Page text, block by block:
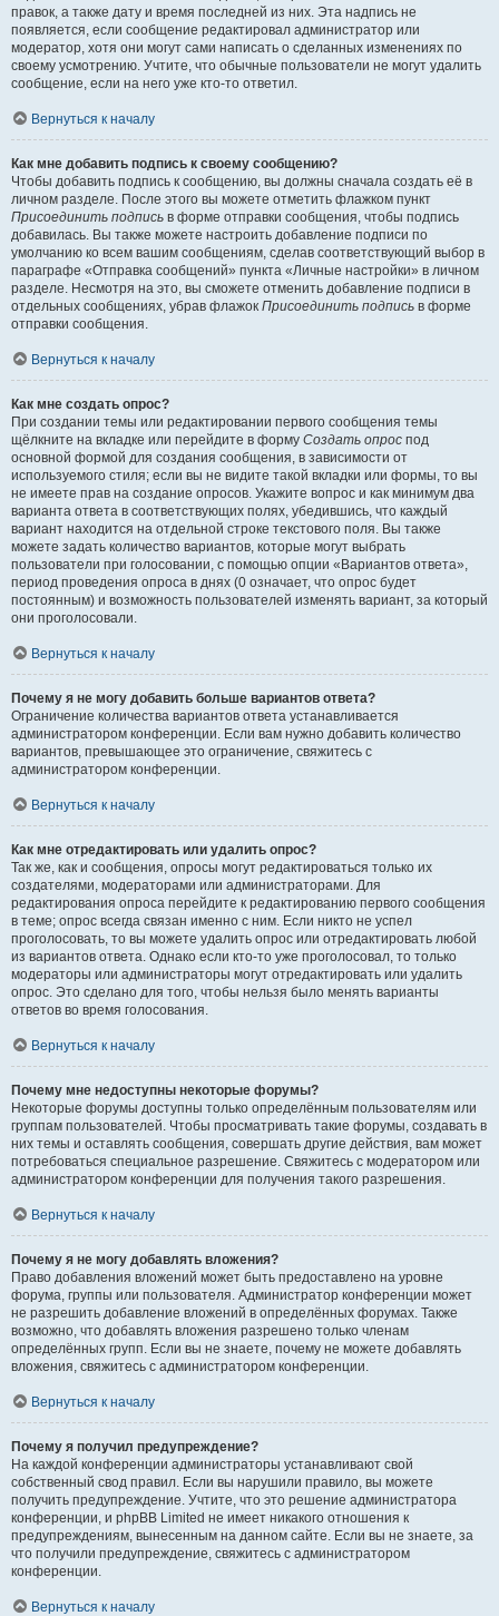
правок, а также дату и время последней из них. Эта надпись не
появляется, если сообщение редактировал администратор или
модератор, хотя они могут сами написать о сделанных изменениях по
своему усмотрению. Учтите, что обычные пользователи не могут удалить
сообщение, если на него уже кто-то ответил.
Вернуться к началу
Как мне добавить подпись к своему сообщению?
Чтобы добавить подпись к сообщению, вы должны сначала создать её в
личном разделе. После этого вы можете отметить флажком пункт
Присоединить подпись в форме отправки сообщения, чтобы подпись
добавилась. Вы также можете настроить добавление подписи по
умолчанию ко всем вашим сообщениям, сделав соответствующий выбор в
параграфе «Отправка сообщений» пункта «Личные настройки» в личном
разделе. Несмотря на это, вы сможете отменить добавление подписи в
отдельных сообщениях, убрав флажок Присоединить подпись в форме
отправки сообщения.
Вернуться к началу
Как мне создать опрос?
При создании темы или редактировании первого сообщения темы
щёлкните на вкладке или перейдите в форму Создать опрос под
основной формой для создания сообщения, в зависимости от
используемого стиля; если вы не видите такой вкладки или формы, то вы
не имеете прав на создание опросов. Укажите вопрос и как минимум два
варианта ответа в соответствующих полях, убедившись, что каждый
вариант находится на отдельной строке текстового поля. Вы также
можете задать количество вариантов, которые могут выбрать
пользователи при голосовании, с помощью опции «Вариантов ответа»,
период проведения опроса в днях (0 означает, что опрос будет
постоянным) и возможность пользователей изменять вариант, за который
они проголосовали.
Вернуться к началу
Почему я не могу добавить больше вариантов ответа?
Ограничение количества вариантов ответа устанавливается
администратором конференции. Если вам нужно добавить количество
вариантов, превышающее это ограничение, свяжитесь с
администратором конференции.
Вернуться к началу
Как мне отредактировать или удалить опрос?
Так же, как и сообщения, опросы могут редактироваться только их
создателями, модераторами или администраторами. Для
редактирования опроса перейдите к редактированию первого сообщения
в теме; опрос всегда связан именно с ним. Если никто не успел
проголосовать, то вы можете удалить опрос или отредактировать любой
из вариантов ответа. Однако если кто-то уже проголосовал, то только
модераторы или администраторы могут отредактировать или удалить
опрос. Это сделано для того, чтобы нельзя было менять варианты
ответов во время голосования.
Вернуться к началу
Почему мне недоступны некоторые форумы?
Некоторые форумы доступны только определённым пользователям или
группам пользователей. Чтобы просматривать такие форумы, создавать в
них темы и оставлять сообщения, совершать другие действия, вам может
потребоваться специальное разрешение. Свяжитесь с модератором или
администратором конференции для получения такого разрешения.
Вернуться к началу
Почему я не могу добавлять вложения?
Право добавления вложений может быть предоставлено на уровне
форума, группы или пользователя. Администратор конференции может
не разрешить добавление вложений в определённых форумах. Также
возможно, что добавлять вложения разрешено только членам
определённых групп. Если вы не знаете, почему не можете добавлять
вложения, свяжитесь с администратором конференции.
Вернуться к началу
Почему я получил предупреждение?
На каждой конференции администраторы устанавливают свой
собственный свод правил. Если вы нарушили правило, вы можете
получить предупреждение. Учтите, что это решение администратора
конференции, и phpBB Limited не имеет никакого отношения к
предупреждениям, вынесенным на данном сайте. Если вы не знаете, за
что получили предупреждение, свяжитесь с администратором
конференции.
Вернуться к началу